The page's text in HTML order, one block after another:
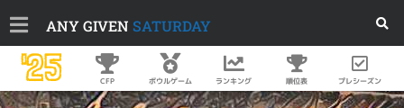
ANY GIVEN SATURDAY
'25 CFP ボウルゲーム ランキング 順位表 プレシーズン